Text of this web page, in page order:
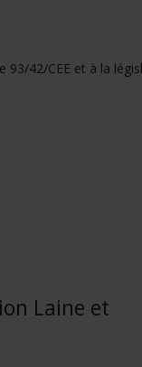
42/CEE et à la
Laine et